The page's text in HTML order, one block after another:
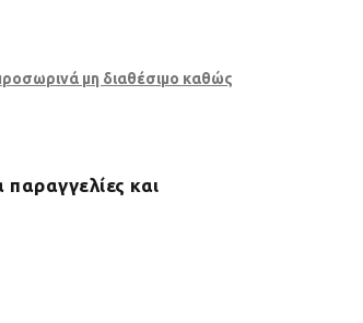
μη διαθέσιμο καθώς
παραγγελίες και